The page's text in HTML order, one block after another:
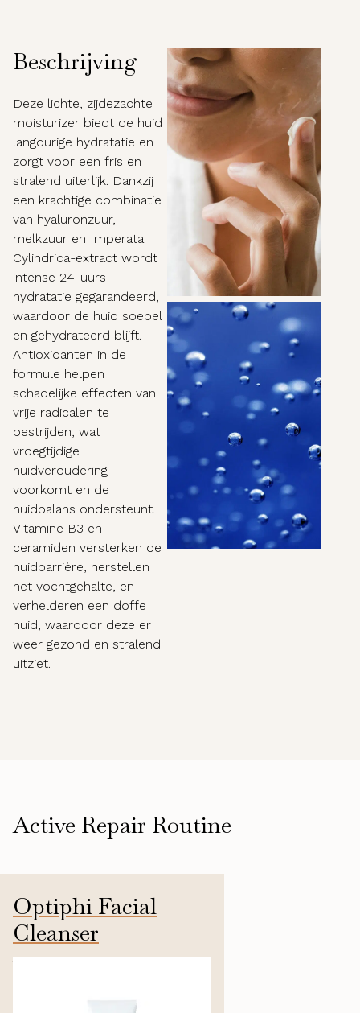
Beschrijving
Deze lichte, zijdezachte
moisturizer biedt de huid
langdurige hydratatie en
zorgt voor een fris en
stralend uiterlijk. Dankzij
een krachtige combinatie
van hyaluronzuur,
melkzuur en Imperata
Cylindrica-extract wordt
intense 24-uurs
hydratatie gegarandeerd,
waardoor de huid soepel
en gehydrateerd blijft.
Antioxidanten in de
formule helpen
schadelijke effecten van
vrije radicalen te
bestrijden, wat
vroegtijdige
huidveroudering
voorkomt en de
huidbalans ondersteunt.
Vitamine B3 en
ceramiden versterken de
huidbarrière, herstellen
het vochtgehalte, en
verhelderen een doffe
huid, waardoor deze er
weer gezond en stralend
uitziet.
Active Repair Routine
Optiphi Facial
Cleanser